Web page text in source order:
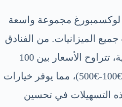
لوكسمبورغ مجموعة واسعة
الميزانيات. من الفنادق
الفاخرة إلى النزل الشبابية، تتراوح الأسعار بين 100
و500 يورو لليلة الواحدة (€100-€500)، مما يوفر خيارات
التسهيلات في تحسين